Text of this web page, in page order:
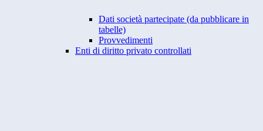
Dati società partecipate (da pubblicare in
tabelle)
Provvedimenti
Enti di diritto privato controllati